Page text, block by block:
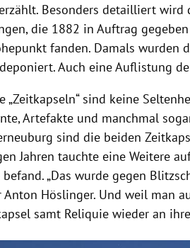
Besonders detailliert wird
die 1882 in Auftrag
fanden. Damals wurden
Auch eine Auflistung
„Zeitkapseln“ sind keine
Artefakte und manchmal
sind die beiden
Jahren tauchte eine Weitere
„Das wurde gegen
Anton Höslinger. Und weil man
samt Reliquie wieder an